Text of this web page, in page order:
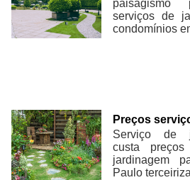
paisagismo
serviços de
condomínios
Preços
Serviço de
custa
jardinagem
Paulo